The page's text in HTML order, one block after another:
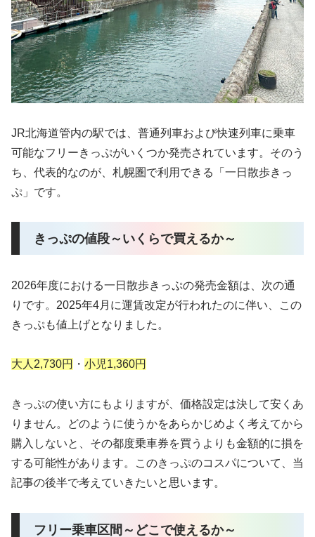
JR北海道管内の駅では、普通列車および快速列車に乗車
可能なフリーきっぷがいくつか発売されています。そのう
ち、代表的なのが、札幌圏で利用できる「一日散歩きっ
ぷ」です。
きっぷの値段～いくらで買えるか～
2026年度における一日散歩きっぷの発売金額は、次の通
りです。2025年4月に運賃改定が行われたのに伴い、この
きっぷも値上げとなりました。
大人2,730円 ・ 小児1,360円
きっぷの使い方にもよりますが、価格設定は決して安くあ
りません。どのように使うかをあらかじめよく考えてから
購入しないと、その都度乗車券を買うよりも金額的に損を
する可能性があります。このきっぷのコスパについて、当
記事の後半で考えていきたいと思います。
フリー乗車区間～どこで使えるか～